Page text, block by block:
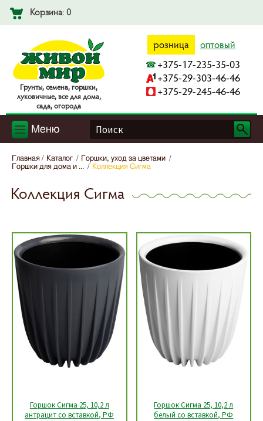
Корзина: 0
Гpyнты, ceмeнa, гopшки,
лyкoвичныe, вce для дoмa,
caдa, oгopoдa
розница оптовый
+375-17-235-35-03
+375-29-303-46-46
+375-29-245-46-46
Меню
Главная Каталог
Горшки, уход за цветами
Горшки для дома и ...
Коллекция Сигма
Коллекция Сигма
Горшок Сигма 25, 10,2 л
антрацит со вставкой, РФ
Горшок Сигма 25, 10,2 л
белый со вставкой, РФ